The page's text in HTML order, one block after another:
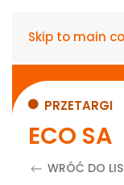
Skip to main
PRZETARGI
ECO SA
WRÓĆ DO